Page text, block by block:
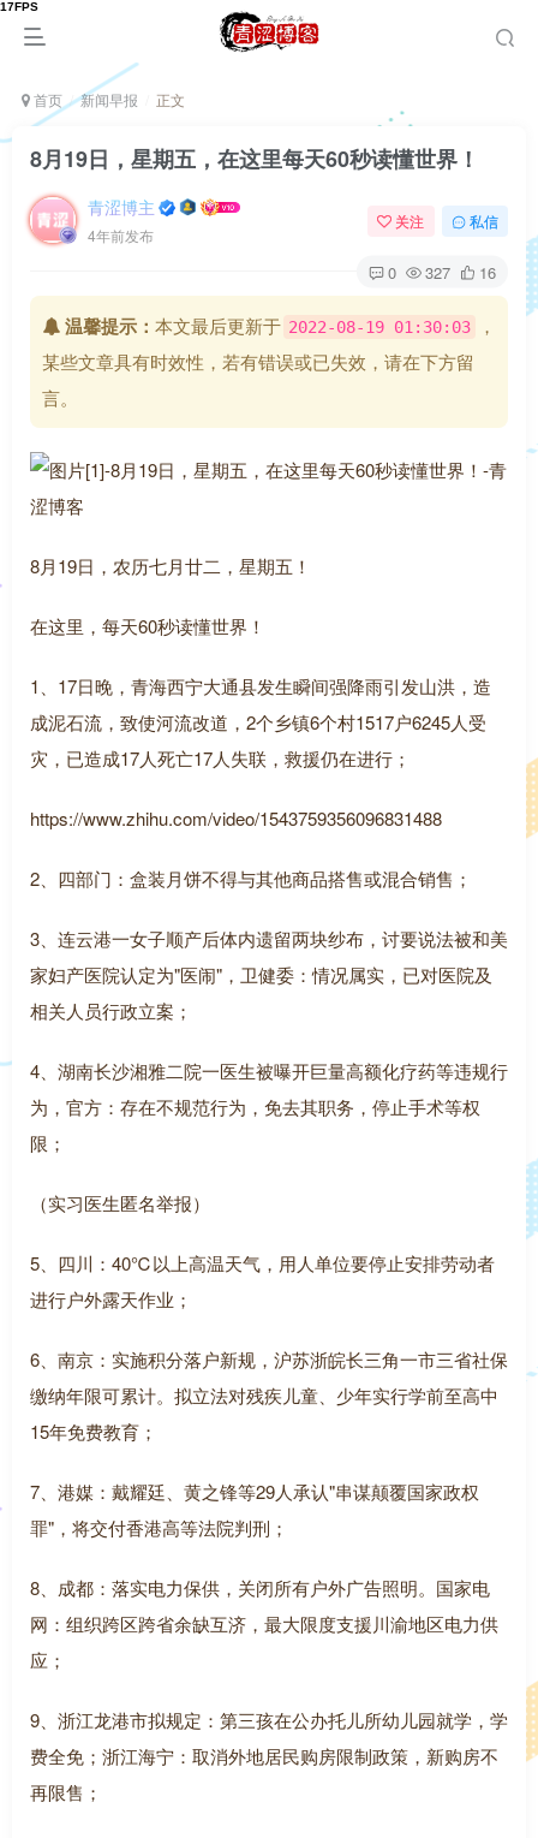
首页 新闻早报 正文
8月19日，星期五，在这里每天60秒读懂世界！
青涩博主
4年前发布
关注 私信
0 327 16
温馨提示： 本文最后更新于 2022-08-19 01:30:03
，
某些文章具有时效性，若有错误或已失效，请在下方留
言。
8月19日，农历七月廿二，星期五！
在这里，每天60秒读懂世界！
1、17日晚，青海西宁大通县发生瞬间强降雨引发山洪，造
成泥石流，致使河流改道，2个乡镇6个村1517户6245人受
灾，已造成17人死亡17人失联，救援仍在进行；
https://www.zhihu.com/video/1543759356096831488
2、四部门：盒装月饼不得与其他商品搭售或混合销售；
3、连云港一女子顺产后体内遗留两块纱布，讨要说法被和美
家妇产医院认定为"医闹"，卫健委：情况属实，已对医院及
相关人员行政立案；
4、湖南长沙湘雅二院一医生被曝开巨量高额化疗药等违规行
为，官方：存在不规范行为，免去其职务，停止手术等权
限；
（实习医生匿名举报）
5、四川：40℃以上高温天气，用人单位要停止安排劳动者
进行户外露天作业；
6、南京：实施积分落户新规，沪苏浙皖长三角一市三省社保
缴纳年限可累计。拟立法对残疾儿童、少年实行学前至高中
15年免费教育；
7、港媒：戴耀廷、黄之锋等29人承认"串谋颠覆国家政权
罪"，将交付香港高等法院判刑；
8、成都：落实电力保供，关闭所有户外广告照明。国家电
网：组织跨区跨省余缺互济，最大限度支援川渝地区电力供
应；
9、浙江龙港市拟规定：第三孩在公办托儿所幼儿园就学，学
费全免；浙江海宁：取消外地居民购房限制政策，新购房不
再限售；